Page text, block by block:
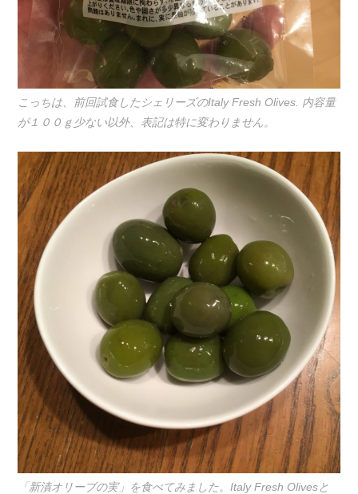
こっちは、前回試食したシェリーズのItaly Fresh Olives. 内容量
が１００ｇ少ない以外、表記は特に変わりません。
「新漬オリーブの実」を食べてみました。Italy Fresh Olivesと